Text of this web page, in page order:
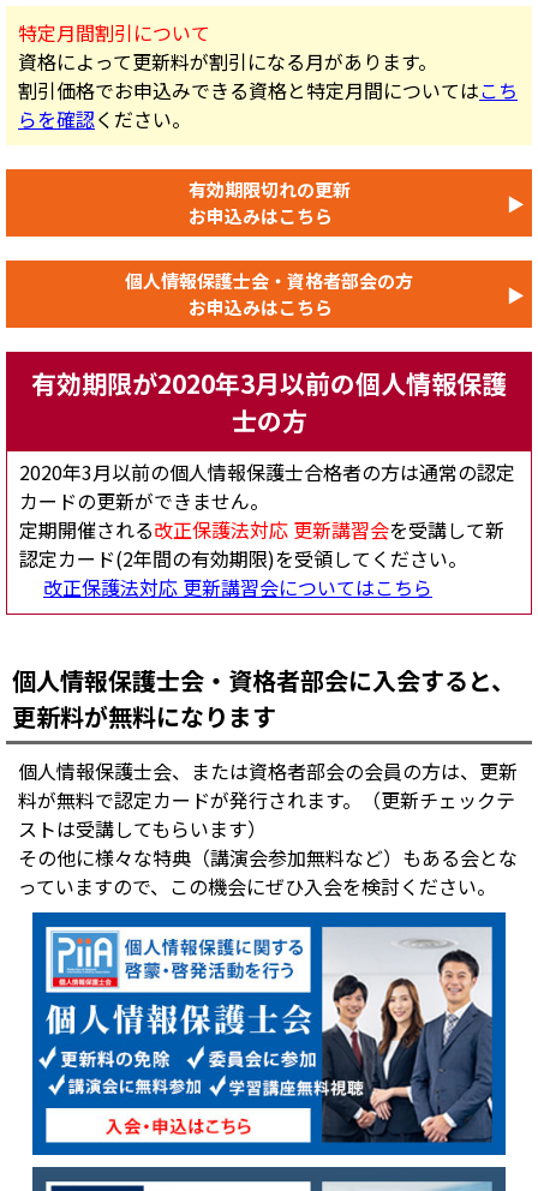
特定月間割引について
資格によって更新料が割引になる月があります。
割引価格でお申込みできる資格と特定月間についてはこち
らを確認ください。
有効期限切れの更新
お申込みはこちら
▶
個人情報保護士会・資格者部会の方
お申込みはこちら
▶
有効期限が2020年3月以前の個人情報保護
士の方
2020年3月以前の個人情報保護士合格者の方は通常の認定
カードの更新ができません。
定期開催される改正保護法対応 更新講習会を受講して新
認定カード(2年間の有効期限)を受領してください。
改正保護法対応 更新講習会についてはこちら
個人情報保護士会・資格者部会に入会すると、
更新料が無料になります
個人情報保護士会、または資格者部会の会員の方は、更新
料が無料で認定カードが発行されます。（更新チェックテ
ストは受講してもらいます）
その他に様々な特典（講演会参加無料など）もある会とな
っていますので、この機会にぜひ入会を検討ください。